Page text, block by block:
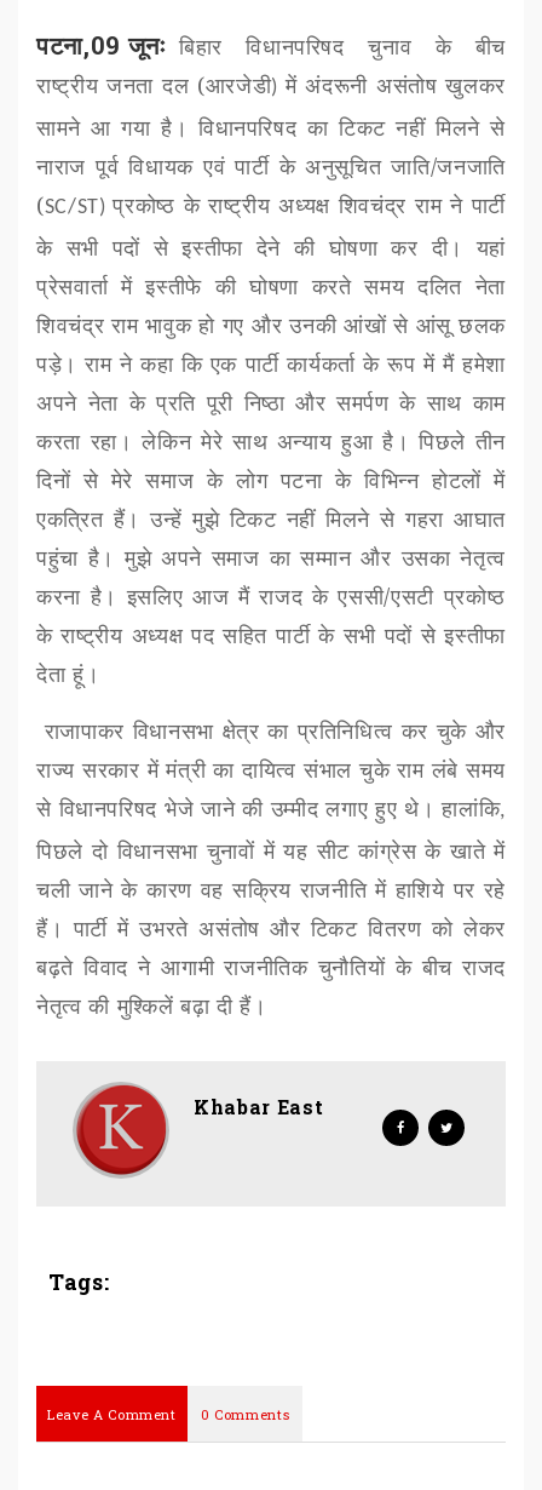
पटना,09 जूनः बिहार विधानपरिषद चुनाव के बीच
राष्ट्रीय जनता दल (आरजेडी)में अंदरूनी असंतोष खुलकर
सामने आ गया है। विधानपरिषद का टिकट नहीं मिलने से
नाराज पूर्व विधायक एवं पार्टी के अनुसूचित जाति/जनजाति
(SC/ST)प्रकोष्ठ के राष्ट्रीय अध्यक्ष शिवचंद्र राम ने पार्टी
के सभी पदों से इस्तीफा देने की घोषणा कर दी। यहां
प्रेसवार्ता में इस्तीफे की घोषणा करते समय दलित नेता
शिवचंद्र राम भावुक हो गए और उनकी आंखों से आंसू छलक
पड़े। राम ने कहा कि एक पार्टी कार्यकर्ता के रूप में मैं हमेशा
अपने नेता के प्रति पूरी निष्ठा और समर्पण के साथ काम
करता रहा। लेकिन मेरे साथ अन्याय हुआ है। पिछले तीन
दिनों से मेरे समाज के लोग पटना के विभिन्न होटलों में
एकत्रित हैं। उन्हें मुझे टिकट नहीं मिलने से गहरा आघात
पहुंचा है। मुझे अपने समाज का सम्मान और उसका नेतृत्व
करना है। इसलिए आज मैं राजद के एससी/एसटी प्रकोष्ठ
के राष्ट्रीय अध्यक्ष पद सहित पार्टी के सभी पदों से इस्तीफा
देता हूं।
राजापाकर विधानसभा क्षेत्र का प्रतिनिधित्व कर चुके और
राज्य सरकार में मंत्री का दायित्व संभाल चुके राम लंबे समय
से विधानपरिषद भेजे जाने की उम्मीद लगाए हुए थे। हालांकि,
पिछले दो विधानसभा चुनावों में यह सीट कांग्रेस के खाते में
चली जाने के कारण वह सक्रिय राजनीति में हाशिये पर रहे
हैं। पार्टी में उभरते असंतोष और टिकट वितरण को लेकर
बढ़ते विवाद ने आगामी राजनीतिक चुनौतियों के बीच राजद
नेतृत्व की मुश्किलें बढ़ा दी हैं।
Khabar East
Tags:
Leave A Comment 0 Comments